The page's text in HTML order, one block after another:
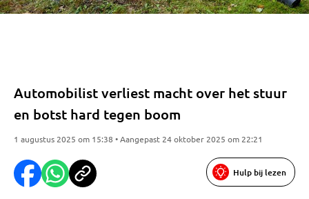
Automobilist verliest macht over het stuur
en botst hard tegen boom
1 augustus 2025 om 15:38 • Aangepast 24 oktober 2025 om 22:21
Hulp bij lezen